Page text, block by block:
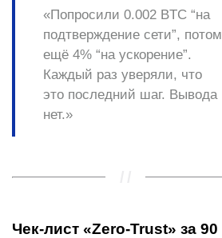
«Попросили 0.002 BTC “на
подтверждение сети”, потом
ещё 4% “на ускорение”.
Каждый раз уверяли, что
это последний шаг. Вывода
нет.»
Чек-лист «Zero-Trust» за 90